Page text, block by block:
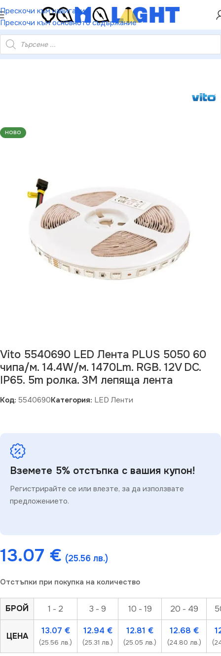
Прескочи към навигация
Прескочи към основното съдържание
НАМАЛЕНИЕ ОТ 5%
м. 1470Lm. RGB. 12V DC. IP65. 5m ролка. 3M лепяща лента
НОВО
Vito 5540690 LED Лента PLUS 5050 60
чипа/м. 14.4W/м. 1470Lm. RGB. 12V DC.
IP65. 5m ролка. 3M лепяща лента
Код: 5540690Категория: LED Ленти
Вземете 5% отстъпка с вашия купон!
Регистрирайте се или влезте, за да използвате
предложението.
13.07 € (25.56 лв.)
Отстъпки при покупка на количество
БРОЙ 1 - 2 3 - 9 10 - 19 20 - 49
ЦЕНА
13.07 €
(25.56 лв.)
12.94 €
(25.31 лв.)
12.81 €
(25.05 лв.)
12.68 €
(24.80 лв.)